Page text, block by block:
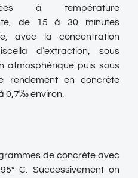
à température
de 15 à 30 minutes
avec la concentration
d’extraction, sous
atmosphérique puis sous
rendement en concrète
0,7‰ environ.
de concrète avec
C. Successivement on